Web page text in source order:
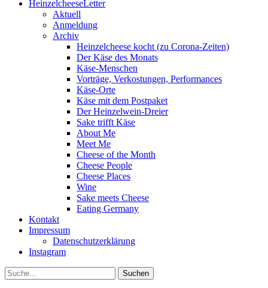
HeinzelcheeseLetter
Aktuell
Anmeldung
Archiv
Heinzelcheese kocht (zu Corona-Zeiten)
Der Käse des Monats
Käse-Menschen
Vorträge, Verkostungen, Performances
Käse-Orte
Käse mit dem Postpaket
Der Heinzelwein-Dreier
Sake trifft Käse
About Me
Meet Me
Cheese of the Month
Cheese People
Cheese Places
Wine
Sake meets Cheese
Eating Germany
Kontakt
Impressum
Datenschutzerklärung
Instagram
Suchen
Suchen
nach: